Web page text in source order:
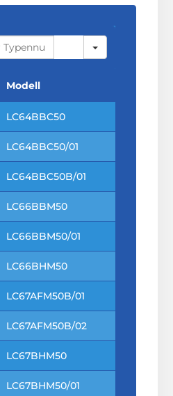
Modell
LC64BBC50
LC64BBC50/01
LC64BBC50B/01
LC66BBM50
LC66BBM50/01
LC66BHM50
LC67AFM50B/01
LC67AFM50B/02
LC67BHM50
LC67BHM50/01